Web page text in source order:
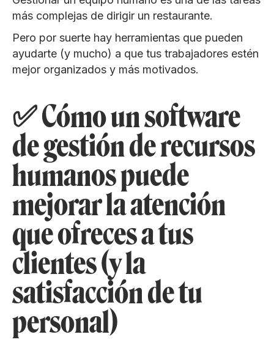
más complejas de dirigir un restaurante.
Pero por suerte hay herramientas que pueden
ayudarte (y mucho) a que tus trabajadores estén
mejor organizados y más motivados.
✅ Cómo un software
de gestión de recursos
humanos puede
mejorar la atención
que ofreces a tus
clientes (y la
satisfacción de tu
personal)